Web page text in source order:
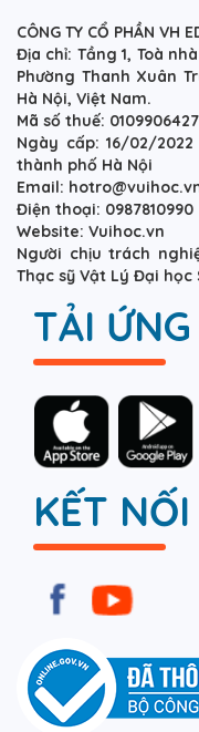
CÔNG TY CỔ PHẦN VH
Địa chỉ: Tầng 1, Toà
Phường Thanh Xuân
Hà Nội, Việt Nam.
Mã số thuế: 0109906427
Ngày cấp: 16/02/
thành phố Hà Nội
Email:
Điện thoại: 0987810990
Website: Vuihoc.vn
Người chịu trách
Thạc sỹ Vật Lý Đại học
TẢI
KẾT NỐI